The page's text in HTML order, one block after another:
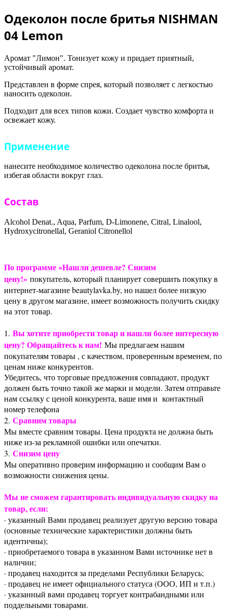
Одеколон после бритья NISHMAN
04 Lemon
Аромат "Лимон". Тонизует кожу и придает приятный,
устойчивый аромат.
Представлен в форме спрея, который позволяет с легкостью
наносить одеколон.
Подходит для всех типов кожи. Создает чувство комфорта и
освежает кожу.
Применение
нанесите необходимое количество одеколона после бритья,
избегая области вокруг глаз.
Состав
Alcohol Denat., Aqua, Parfum, D-Limonene, Citral, Linalool,
Hydroxycitronellal, Geraniol Citronellol
По программе «Нашли дешевле? Снизим
цену!» покупатель, который планирует совершить покупку в
интернет-магазине beautylavka.by, но нашел более низкую
цену в другом магазине, имеет возможность получить скидку
на этот товар.
1. Вы хотите приобрести товар и нашли более интересную
цену? Обращайтесь к нам! Мы предлагаем нашим
покупателям товары , с качеством, проверенным временем, по
ценам ниже конкурентов.
Убедитесь, что торговые предложения совпадают, продукт
должен быть точно такой же марки и модели. Затем отправьте
нам ссылку с ценой конкурента, ваше имя и контактный
номер телефона
2. Сравним товары
Мы вместе сравним товары. Цена продукта не должна быть
ниже из-за рекламной ошибки или опечатки.
3. Снизим цену
Мы оперативно проверим информацию и сообщим Вам о
возможности снижения цены.
Мы не сможем гарантировать индивидуальную скидку на
товар, если:
· указанный Вами продавец реализует другую версию товара
(основные технические характеристики должны быть
идентичны);
· приобретаемого товара в указанном Вами источнике нет в
наличии;
· продавец находится за пределами Республики Беларусь;
· продавец не имеет официального статуса (ООО, ИП и т.п.)
· указанный вами продавец торгует контрабандными или
поддельными товарами.